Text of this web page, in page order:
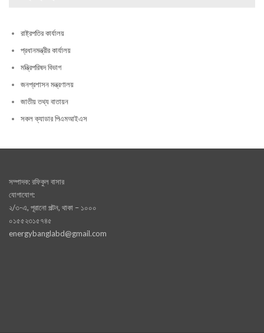
রাষ্ট্রপতির কার্যালয়
প্রধানমন্ত্রীর কার্যালয়
মন্ত্রিপরিষদ বিভাগ
জনপ্রশাসন মন্ত্রণালয়
জাতীয় তথ্য বাতায়ন
সকল ক্যাডার পিএমআইএস
সম্পাদক: রফিকুল বাসার
যোগাযোগ:
২/৩-এ, পূরানো পল্টন, থাকা – ১০০০
০১৫৫২৩১৫৭৪৫
energybanglabd@gmail.com